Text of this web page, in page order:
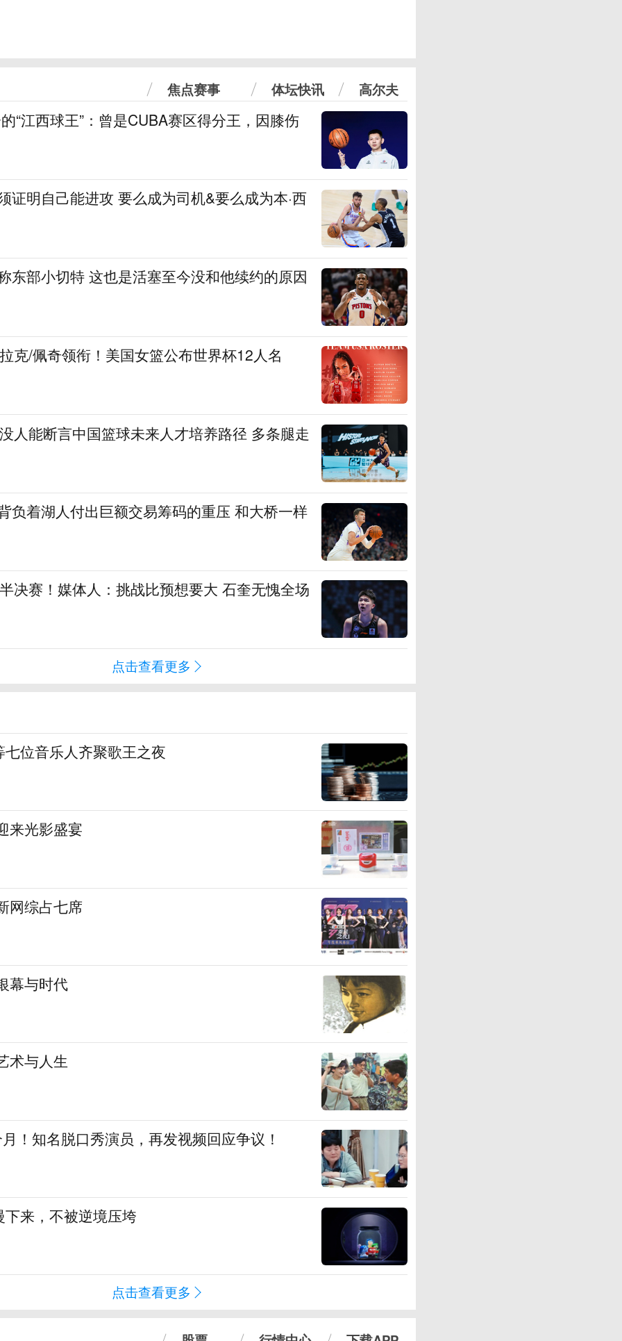
焦点赛事 体坛快讯 高尔夫
“江西球王”：曾是CUBA赛区得分王，因膝伤
证明自己能进攻 要么成为司机&要么成为本·西
东部小切特 这也是活塞至今没和他续约的原因
克/佩奇领衔！美国女篮公布世界杯12人名
人能断言中国篮球未来人才培养路径 多条腿走
负着湖人付出巨额交易筹码的重压 和大桥一样
决赛！媒体人：挑战比预想要大 石奎无愧全场
点击查看更多
位音乐人齐聚歌王之夜
来光影盛宴
网综占七席
幕与时代
术与人生
！知名脱口秀演员，再发视频回应争议！
来，不被逆境压垮
点击查看更多